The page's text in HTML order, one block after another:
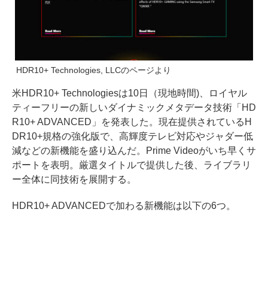
HDR10+ Technologies, LLCのページより
米HDR10+ Technologiesは10日（現地時間)、ロイヤル
ティーフリーの新しいダイナミックメタデータ技術「HD
R10+ ADVANCED」を発表した。現在提供されているH
DR10+規格の強化版で、高輝度テレビ対応やジャダー低
減などの新機能を盛り込んだ。Prime Videoがいち早くサ
ポートを表明。厳選タイトルで提供した後、ライブラリ
ー全体に同技術を展開する。
HDR10+ ADVANCEDで加わる新機能は以下の6つ。